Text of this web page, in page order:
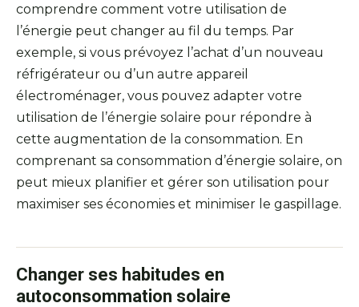
comprendre comment votre utilisation de
l’énergie peut changer au fil du temps. Par
exemple, si vous prévoyez l’achat d’un nouveau
réfrigérateur ou d’un autre appareil
électroménager, vous pouvez adapter votre
utilisation de l’énergie solaire pour répondre à
cette augmentation de la consommation. En
comprenant sa consommation d’énergie solaire, on
peut mieux planifier et gérer son utilisation pour
maximiser ses économies et minimiser le gaspillage.
Changer ses habitudes en
autoconsommation solaire